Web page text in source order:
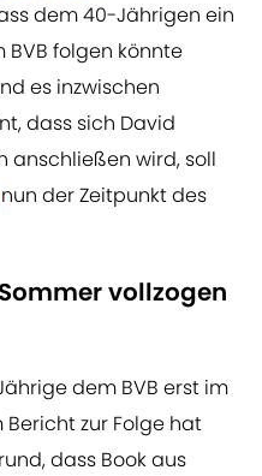
dem 40-Jährigen ein
BVB folgen könnte
es inzwischen
dass sich David
anschließen wird, soll
der Zeitpunkt des
vollzogen
dem BVB erst im
zur Folge hat
dass Book aus